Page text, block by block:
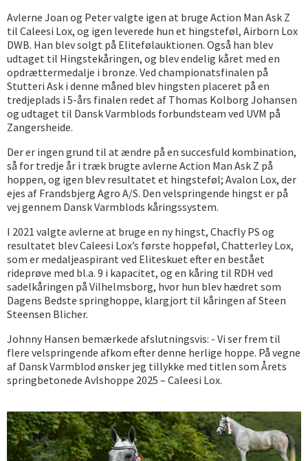
Avlerne Joan og Peter valgte igen at bruge Action Man Ask Z
til Caleesi Lox, og igen leverede hun et hingsteføl, Airborn Lox
DWB. Han blev solgt på Elitefølauktionen. Også han blev
udtaget til Hingstekåringen, og blev endelig kåret med en
opdrættermedalje i bronze. Ved championatsfinalen på
Stutteri Ask i denne måned blev hingsten placeret på en
tredjeplads i 5-års finalen redet af Thomas Kolborg Johansen
og udtaget til Dansk Varmblods forbundsteam ved UVM på
Zangersheide.
Der er ingen grund til at ændre på en succesfuld kombination,
så for tredje år i træk brugte avlerne Action Man Ask Z på
hoppen, og igen blev resultatet et hingsteføl; Avalon Lox, der
ejes af Frandsbjerg Agro A/S. Den velspringende hingst er på
vej gennem Dansk Varmblods kåringssystem.
I 2021 valgte avlerne at bruge en ny hingst, Chacfly PS og
resultatet blev Caleesi Lox’s første hoppeføl, Chatterley Lox,
som er medaljeaspirant ved Eliteskuet efter en bestået
rideprøve med bl.a. 9 i kapacitet, og en kåring til RDH ved
sadelkåringen på Vilhelmsborg, hvor hun blev hædret som
Dagens Bedste springhoppe, klargjort til kåringen af Steen
Steensen Blicher.
Johnny Hansen bemærkede afslutningsvis: - Vi ser frem til
flere velspringende afkom efter denne herlige hoppe. På vegne
af Dansk Varmblod ønsker jeg tillykke med titlen som Årets
springbetonede Avlshoppe 2025 – Caleesi Lox.